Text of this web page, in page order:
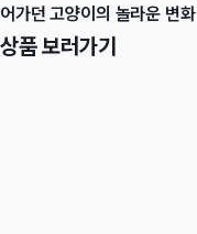
어가던 고양이의 놀라운 변화
상품 보러가기